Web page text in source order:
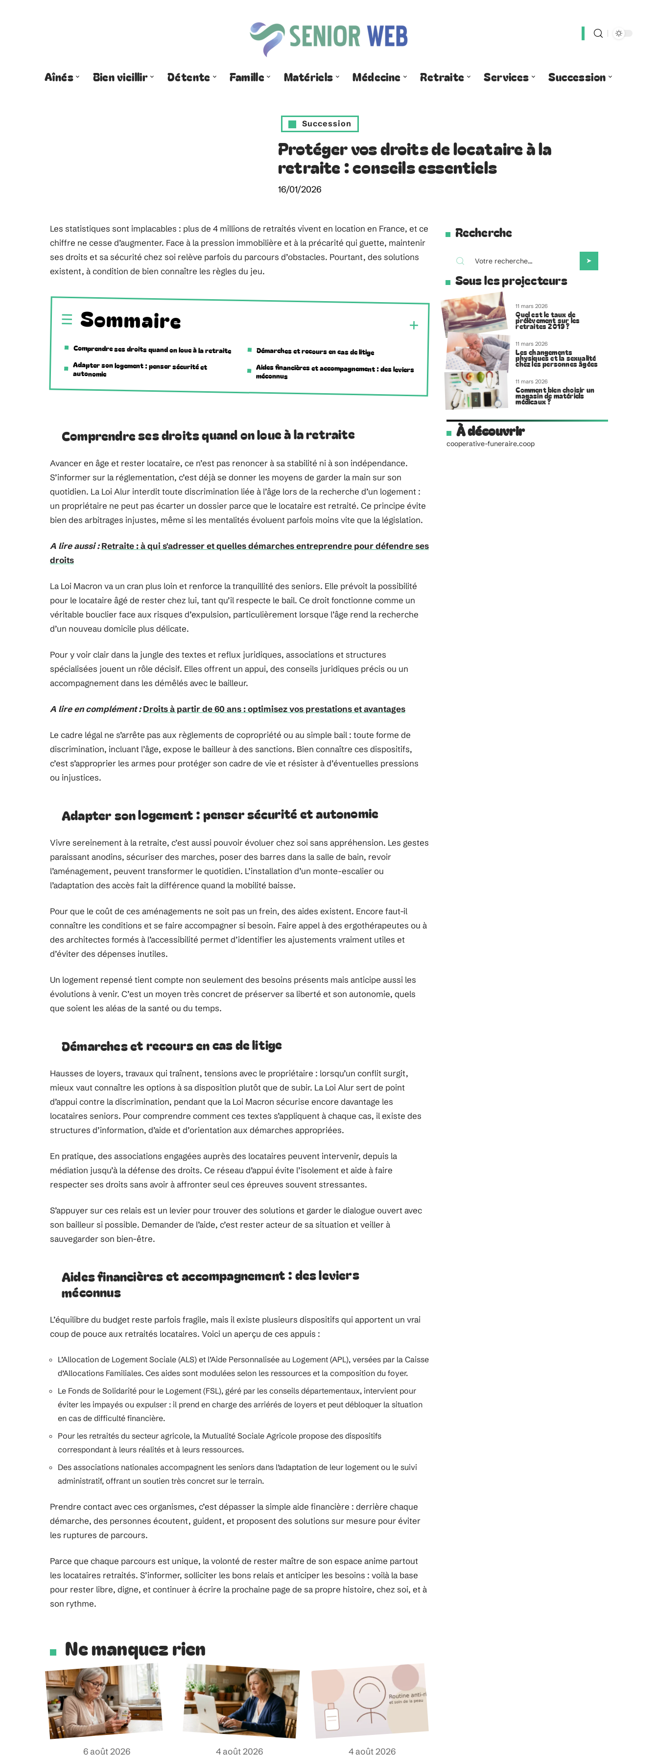
Aînés Bien vieillir Détente Famille Matériels Médecine Retraite Services Succession
Succession
Protéger vos droits de locataire à la
retraite : conseils essentiels
16/01/2026
Les statistiques sont implacables : plus de 4 millions de retraités vivent en location en France, et ce
chiffre ne cesse d’augmenter. Face à la pression immobilière et à la précarité qui guette, maintenir
ses droits et sa sécurité chez soi relève parfois du parcours d’obstacles. Pourtant, des solutions
existent, à condition de bien connaître les règles du jeu.
Sommaire
Comprendre ses droits quand on loue à la retraite
Adapter son logement : penser sécurité et
autonomie
Démarches et recours en cas de litige
Aides financières et accompagnement : des leviers
méconnus
Comprendre ses droits quand on loue à la retraite
Avancer en âge et rester locataire, ce n’est pas renoncer à sa stabilité ni à son indépendance.
S’informer sur la réglementation, c’est déjà se donner les moyens de garder la main sur son
quotidien. La Loi Alur interdit toute discrimination liée à l’âge lors de la recherche d’un logement :
un propriétaire ne peut pas écarter un dossier parce que le locataire est retraité. Ce principe évite
bien des arbitrages injustes, même si les mentalités évoluent parfois moins vite que la législation.
A lire aussi : Retraite : à qui s'adresser et quelles démarches entreprendre pour défendre ses
droits
La Loi Macron va un cran plus loin et renforce la tranquillité des seniors. Elle prévoit la possibilité
pour le locataire âgé de rester chez lui, tant qu’il respecte le bail. Ce droit fonctionne comme un
véritable bouclier face aux risques d’expulsion, particulièrement lorsque l’âge rend la recherche
d’un nouveau domicile plus délicate.
Pour y voir clair dans la jungle des textes et reflux juridiques, associations et structures
spécialisées jouent un rôle décisif. Elles offrent un appui, des conseils juridiques précis ou un
accompagnement dans les démêlés avec le bailleur.
A lire en complément : Droits à partir de 60 ans : optimisez vos prestations et avantages
Le cadre légal ne s’arrête pas aux règlements de copropriété ou au simple bail : toute forme de
discrimination, incluant l’âge, expose le bailleur à des sanctions. Bien connaître ces dispositifs,
c’est s’approprier les armes pour protéger son cadre de vie et résister à d’éventuelles pressions
ou injustices.
Adapter son logement : penser sécurité et autonomie
Vivre sereinement à la retraite, c’est aussi pouvoir évoluer chez soi sans appréhension. Les gestes
paraissant anodins, sécuriser des marches, poser des barres dans la salle de bain, revoir
l’aménagement, peuvent transformer le quotidien. L’installation d’un monte-escalier ou
l’adaptation des accès fait la différence quand la mobilité baisse.
Pour que le coût de ces aménagements ne soit pas un frein, des aides existent. Encore faut-il
connaître les conditions et se faire accompagner si besoin. Faire appel à des ergothérapeutes ou à
des architectes formés à l’accessibilité permet d’identifier les ajustements vraiment utiles et
d’éviter des dépenses inutiles.
Un logement repensé tient compte non seulement des besoins présents mais anticipe aussi les
évolutions à venir. C’est un moyen très concret de préserver sa liberté et son autonomie, quels
que soient les aléas de la santé ou du temps.
Démarches et recours en cas de litige
Hausses de loyers, travaux qui traînent, tensions avec le propriétaire : lorsqu’un conflit surgit,
mieux vaut connaître les options à sa disposition plutôt que de subir. La Loi Alur sert de point
d’appui contre la discrimination, pendant que la Loi Macron sécurise encore davantage les
locataires seniors. Pour comprendre comment ces textes s’appliquent à chaque cas, il existe des
structures d’information, d’aide et d’orientation aux démarches appropriées.
En pratique, des associations engagées auprès des locataires peuvent intervenir, depuis la
médiation jusqu’à la défense des droits. Ce réseau d’appui évite l’isolement et aide à faire
respecter ses droits sans avoir à affronter seul ces épreuves souvent stressantes.
S’appuyer sur ces relais est un levier pour trouver des solutions et garder le dialogue ouvert avec
son bailleur si possible. Demander de l’aide, c’est rester acteur de sa situation et veiller à
sauvegarder son bien-être.
Aides financières et accompagnement : des leviers
méconnus
L’équilibre du budget reste parfois fragile, mais il existe plusieurs dispositifs qui apportent un vrai
coup de pouce aux retraités locataires. Voici un aperçu de ces appuis :
L’Allocation de Logement Sociale (ALS) et l’Aide Personnalisée au Logement (APL), versées par la Caisse
d’Allocations Familiales. Ces aides sont modulées selon les ressources et la composition du foyer.
Le Fonds de Solidarité pour le Logement (FSL), géré par les conseils départementaux, intervient pour
éviter les impayés ou expulser : il prend en charge des arriérés de loyers et peut débloquer la situation
en cas de difficulté financière.
Pour les retraités du secteur agricole, la Mutualité Sociale Agricole propose des dispositifs
correspondant à leurs réalités et à leurs ressources.
Des associations nationales accompagnent les seniors dans l’adaptation de leur logement ou le suivi
administratif, offrant un soutien très concret sur le terrain.
Prendre contact avec ces organismes, c’est dépasser la simple aide financière : derrière chaque
démarche, des personnes écoutent, guident, et proposent des solutions sur mesure pour éviter
les ruptures de parcours.
Parce que chaque parcours est unique, la volonté de rester maître de son espace anime partout
les locataires retraités. S’informer, solliciter les bons relais et anticiper les besoins : voilà la base
pour rester libre, digne, et continuer à écrire la prochaine page de sa propre histoire, chez soi, et à
son rythme.
Ne manquez rien
6 août 2026 4 août 2026 4 août 2026
Recherche
Sous les projecteurs
11 mars 2026
Quel est le taux de
prélèvement sur les
retraites 2019 ?
11 mars 2026
Les changements
physiques et la sexualité
chez les personnes âgées
11 mars 2026
Comment bien choisir un
magasin de matériels
médicaux ?
À découvrir
cooperative-funeraire.coop